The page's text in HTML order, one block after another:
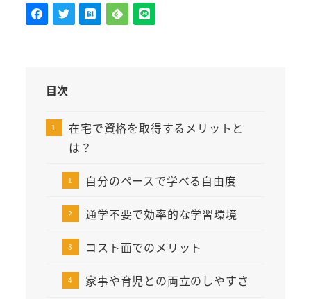
目次
在宅で資格を取得するメリットと
は？
自分のペースで学べる自由度
通学不要で効率的な学習環境
コスト面でのメリット
家事や育児との両立のしやすさ